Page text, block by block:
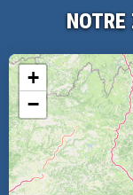
NOTRE
+
−